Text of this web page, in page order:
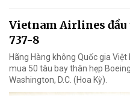
Vietnam Airlines đầu
737-8
Hãng Hàng không Quốc gia
mua 50 tàu bay thân hẹp
Washington, D.C. (Hoa Kỳ).